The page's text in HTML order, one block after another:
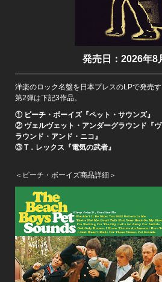
発売日：2026年8
洋楽のロック名盤を日本プレスのLPで発売す
第2弾は下記3作品。
① ビーチ・ボーイズ『ペット・サウンズ』
② ヴェルヴェット・アンダーグラウンド『
ラウンド・アンド・ニコ』
③ T．レックス『電気の武者』
＜ビーチ・ボーイズ商品詳細＞